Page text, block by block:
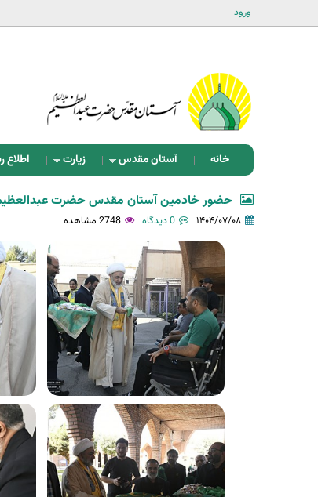
ورود
خانه آستان مقدس زیارت اطلاع
حضور خادمین آستان مقدس حضرت
۱۴۰۴/۰۷/۰۸ 0 دیدگاه 2748 مشاهده